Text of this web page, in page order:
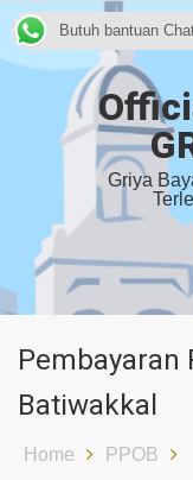
Griya
Pembayaran
Batiwakkal
Home PPOB
Butuh bantuan